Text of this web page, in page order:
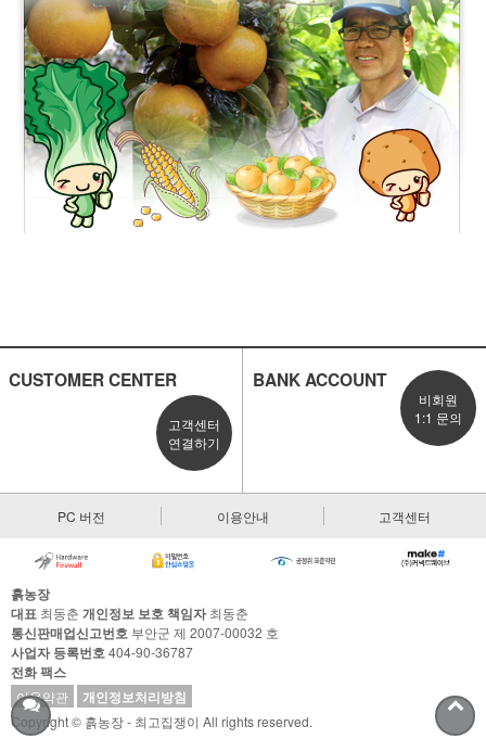
CUSTOMER CENTER
고객센터
연결하기
BANK ACCOUNT
비회원
1:1 문의
PC 버전 이용안내 고객센터
흙농장
대표 최동춘 개인정보 보호 책임자최동춘
통신판매업신고번호 부안군 제 2007-00032 호
사업자 등록번호404-90-36787
전화팩스
이용약관 개인정보처리방침
Copyright © 흙농장 - 최고집쟁이 All rights reserved.